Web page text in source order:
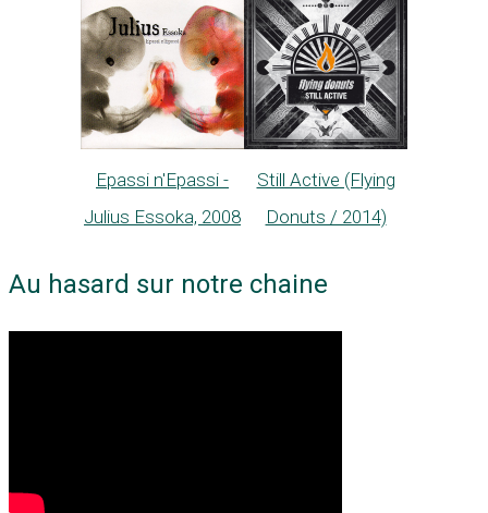
Epassi n'Epassi -
Julius Essoka, 2008
Still Active (Flying
Donuts / 2014)
Au hasard sur notre chaine